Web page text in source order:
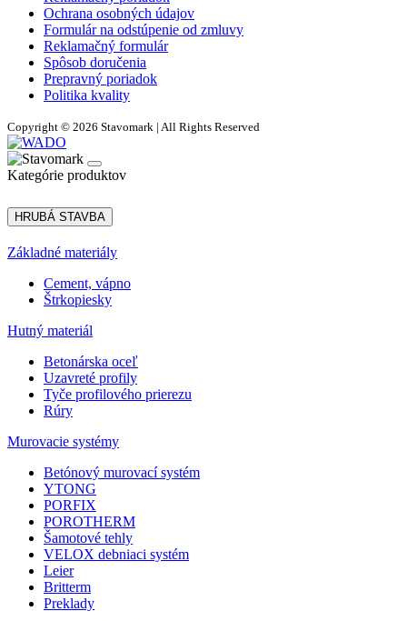
Ochrana osobných údajov
Formulár na odstúpenie od zmluvy
Reklamačný formulár
Spôsob doručenia
Prepravný poriadok
Politika kvality
Copyright © 2026 Stavomark | All Rights Reserved
Kategórie produktov
HRUBÁ STAVBA
Základné materiály
Cement, vápno
Štrkopiesky
Hutný materiál
Betonárska oceľ
Uzavreté profily
Tyče profilového prierezu
Rúry
Murovacie systémy
Betónový murovací systém
YTONG
PORFIX
POROTHERM
Šamotové tehly
VELOX debniaci systém
Leier
Britterm
Preklady